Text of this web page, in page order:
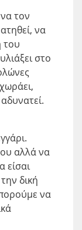
τον
να
του
στο
αλλά να
είσαι
δική
να